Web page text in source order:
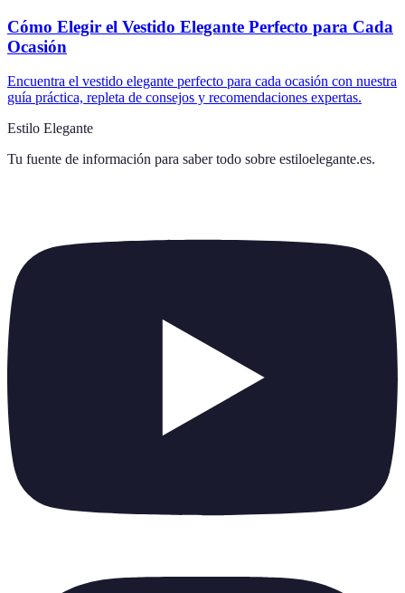
Cómo Elegir el Vestido Elegante Perfecto para Cada
Ocasión
Encuentra el vestido elegante perfecto para cada ocasión con nuestra
guía práctica, repleta de consejos y recomendaciones expertas.
Estilo Elegante
Tu fuente de información para saber todo sobre estiloelegante.es.